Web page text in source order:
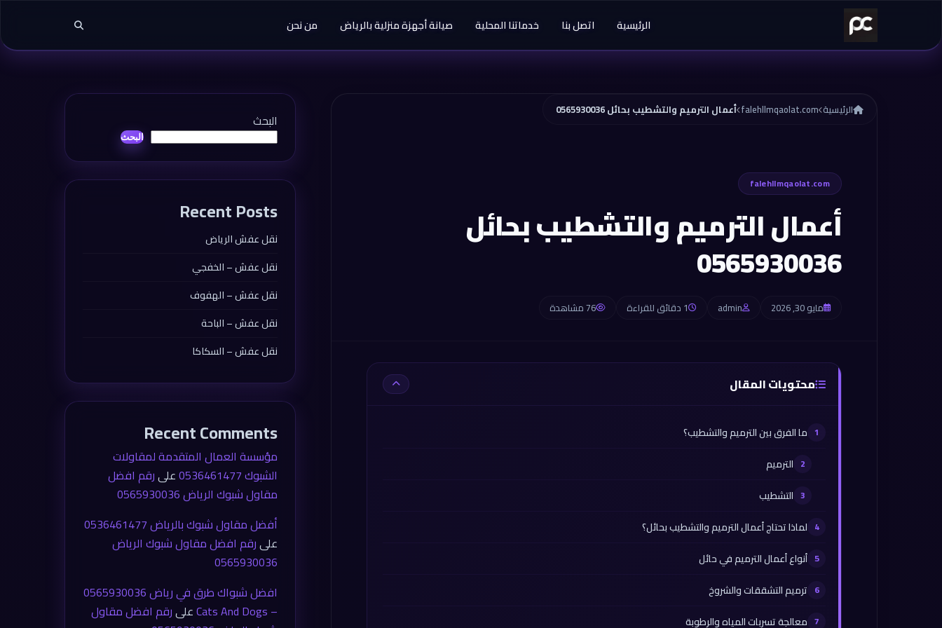
الرئيسية اتصل بنا خدماتنا المحلية صيانة أجهزة منزلية بالرياض من نحن
الرئيسية falehllmqaolat.com أعمال الترميم والتشطيب بحائل 0565930036
falehllmqaolat.com
أعمال الترميم والتشطيب بحائل
0565930036
مايو 30, 2026 admin 1 دقائق للقراءة 76 مشاهدة
محتويات المقال
ما الفرق بين الترميم والتشطيب؟
الترميم
التشطيب
لماذا تحتاج أعمال الترميم والتشطيب بحائل؟
أنواع أعمال الترميم في حائل
ترميم التشققات والشروخ
معالجة تسربات المياه والرطوبة
البحث
البحث
Recent Posts
نقل عفش الرياض
نقل عفش – الخفجي
نقل عفش – الهفوف
نقل عفش – الباحة
نقل عفش – السكاكا
Recent Comments
مؤسسة العمال المتقدمة لمقاولات
الشبوك 0536461477
علىرقم افضل
مقاول شبوك الرياض 0565930036
أفضل مقاول شبوك بالرياض 0536461477
علىرقم افضل مقاول شبوك الرياض
0565930036
افضل شبواك طرق في رياض 0565930036
– Cats And Dogs
علىرقم افضل مقاول